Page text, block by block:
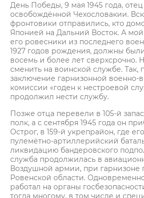
День Победы, 9 мая 1945 года,
освобождённой Чехословакии.
фронтовики отправились, кто
Японией на Дальний Восток. А
его ровесники из последнего
1927 годов рождения, должны
восемь и более лет сверхсрочно.
сменить на воинской службе. Так,
заключение гарнизонной военно-
комиссии «годен к нестроевой
продолжил нести службу.
Позже отца перевели в 105-й
полк, а с сентября 1945 года он
Острог, в 159-й укрепрайон, где
пулемётно-артиллерийский
ликвидацию бандеровского
служба продолжилась в
Воздушной армии, при гарнизоне
Ровенской области.
работал на органы